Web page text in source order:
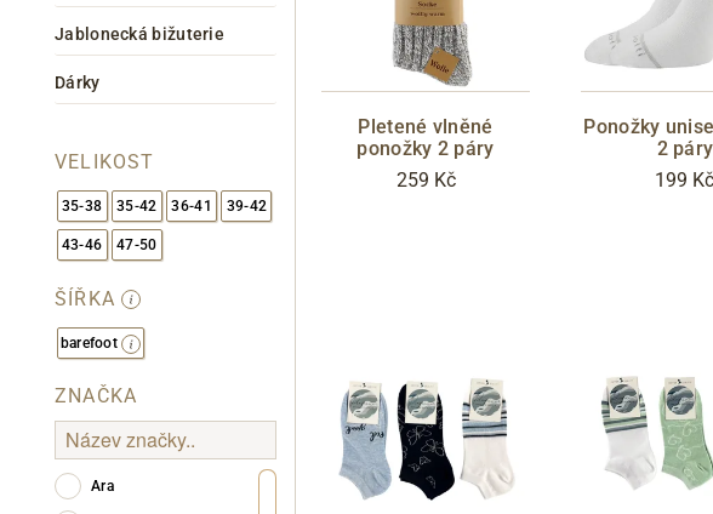
Informace o zpracování osobních údajů.
Jablonecká bižuterie
Dárky
VELIKOST
35-38 35-42 36-41 39-42
43-46 47-50
ŠÍŘKA
barefoot
ZNAČKA
Ara
Pletené vlněné
ponožky 2 páry
259 Kč
Ponožky
2 páry
199 Kč